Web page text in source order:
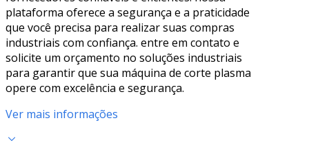
plataforma oferece a segurança e a praticidade
que você precisa para realizar suas compras
industriais com confiança. entre em contato e
solicite um orçamento no soluções industriais
para garantir que sua máquina de corte plasma
opere com excelência e segurança.
Ver mais informações